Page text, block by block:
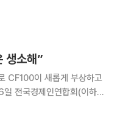
생소해”
CF100이 새롭게 부상하고